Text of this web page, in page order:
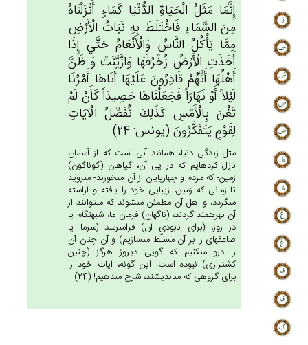
إِنَّمَا مَثَل‌ُ الْحَيَاة‌ِ الدُّنْيَا كَمَاءٍ أَنْزَلْنَاه‌ُ
مِن‌َ السَّمَاءِ فَاخْتَلَط‌َ بِه‌ِ نَبَات‌ُ الْأَرْض‌ِ
مِمَّا يَأْكُل‌ُ النَّاس‌ُ وَالْأَنْعَام‌ُ حَتَّي‌ إِذَا
أَخَذَت‌ِ الْأَرْض‌ُ زُخْرُفَهَا وَازَّيَّنَت‌ْ وَ ظَن‌َّ
أَهْلُهَا أَنَّهُم‌ْ قَادِرُون‌َ عَلَيْهَا أَتَاهَا أَمْرُنَا
لَيْلاً أَوْ نَهَارَاً فَجَعَلْنَاهَا حَصِيدَاً كَأَن‌ْ لَم‌ْ
تَغْن‌َ بِالْأَمْس‌ِ كَذَلِك‌َ نُفَصِّل‌ُ الْآيَات‌ِ
لِقَوْم‌ٍ يَتَفَكَّرُون‌َ (يونس: 24)
مثل زندگى دنيا، همانند آبى است كه از آسمان
نازل كرده‏ايم كه در پى آن، گياهان (گوناگون)
زمين- كه مردم و چهارپايان از آن مى‏خورند- مى‏رويد
تا زمانى كه زمين، زيبايى خود را يافته و آراسته
مى‏گردد، و اهل آن مطمئن مى‏شوند كه مى‏توانند از
آن بهره‏مند گردند، (ناگهان) فرمان ما، شب‏هنگام يا
در روز، (براى نابودى آن) فرامى‏رسد (سرما يا
صاعقه‏اى را بر آن مسلّط مى‏سازيم) و آن چنان آن
را درو مى‏كنيم كه گويى ديروز هرگز (چنين
كشتزارى) نبوده است! اين گونه، آيات خود را
براى گروهى كه مى‏انديشند، شرح مى‏دهيم! (24)